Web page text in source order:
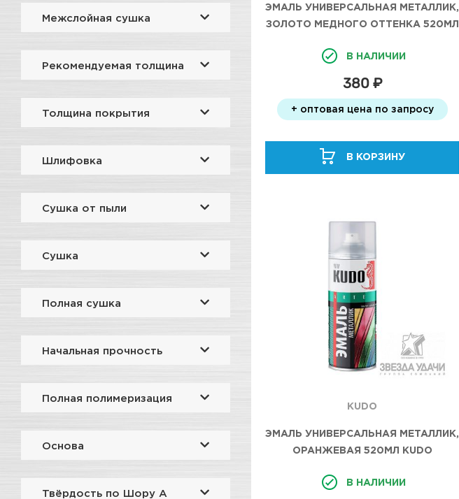
Межслойная сушка
Рекомендуемая толщина
Толщина покрытия
Шлифовка
Сушка от пыли
Сушка
Полная сушка
Начальная прочность
Полная полимеризация
Основа
Твёрдость по Шору А
ЭМАЛЬ УНИВЕРСАЛЬНАЯ МЕТАЛЛИК,
ЗОЛОТО МЕДНОГО ОТТЕНКА 520МЛ
В НАЛИЧИИ
380 ₽
+ оптовая цена по запросу
В КОРЗИНУ
KUDO
ЭМАЛЬ УНИВЕРСАЛЬНАЯ МЕТАЛЛИК,
ОРАНЖЕВАЯ 520МЛ KUDO
В НАЛИЧИИ